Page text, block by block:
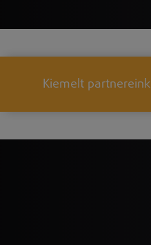
Kiemelt partnereink